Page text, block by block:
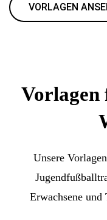
VORLAGEN
Vorlagen
Unsere
Erwachsene und